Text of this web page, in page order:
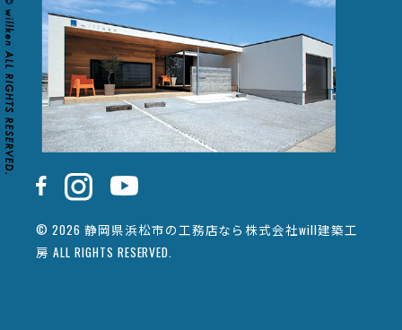
© 2026 静岡県浜松市の工務店なら株式会社will建築工
房 ALL RIGHTS RESERVED.